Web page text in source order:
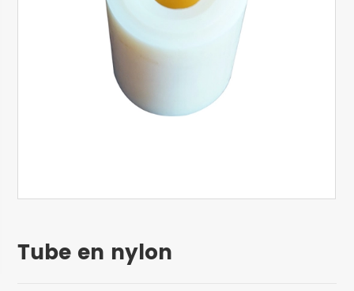
Tube en nylon